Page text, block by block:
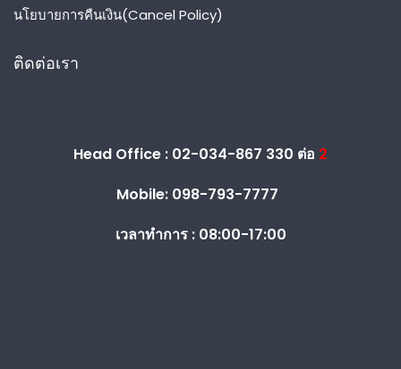
นโยบายการคืนเงิน(Cancel Policy)
ติดต่อเรา
Head Office : 02-034-867 330 ต่อ 2
Mobile: 098-793-7777
เวลาทำการ :08:00-17:00